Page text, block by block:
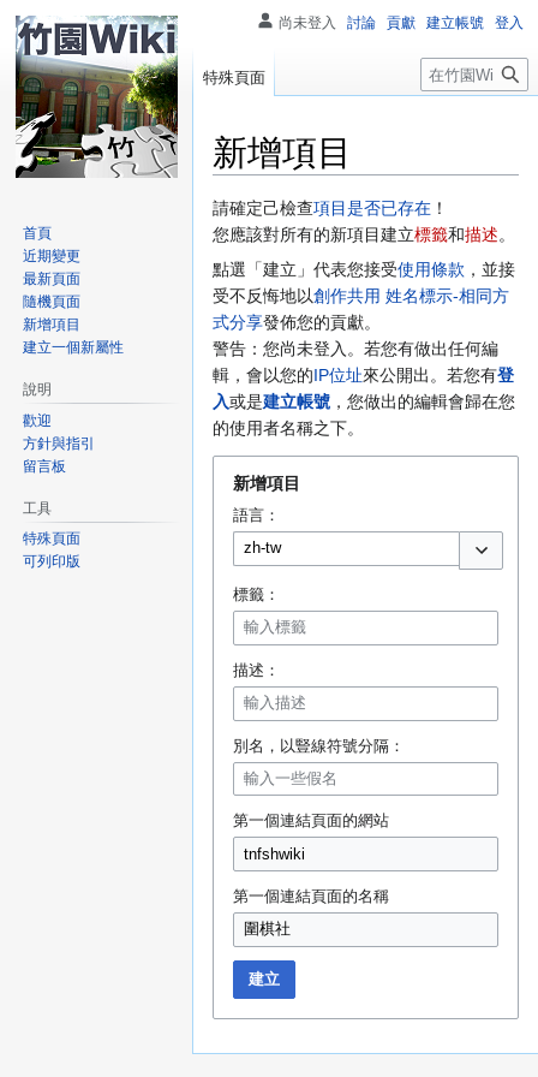
新增項目
跳
至
導
覽
跳
至
搜
尋
請確定己檢查項目是否已存在 ！
您應該對所有的新項目建立標籤和描述。
點選「建立」代表您接受使用條款 ，並接
受不反悔地以創作共用 姓名標示-相同方
式分享發佈您的貢獻。
警告：您尚未登入。若您有做出任何編
輯，會以您的IP位址來公開出。若您有登
入或是建立帳號 ，您做出的編輯會歸在您
的使用者名稱之下。
新增項目
語言：
切換選項
標籤：
描述：
別名，以豎線符號分隔：
第一個連結頁面的網站
第一個連結頁面的名稱
建立
尚未登入 討論 貢獻 建立帳號 登入
特殊頁面
搜
首頁
近期變更
最新頁面
隨機頁面
新增項目
建立一個新屬性
說明
歡迎
方針與指引
留言板
工具
特殊頁面
可列印版